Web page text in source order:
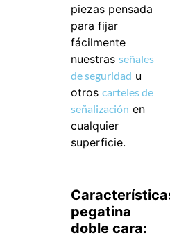
piezas pensada
para fijar
fácilmente
nuestrasseñales
de seguridad u
otroscarteles de
señalización en
cualquier
superficie.
pegatina
doble cara: